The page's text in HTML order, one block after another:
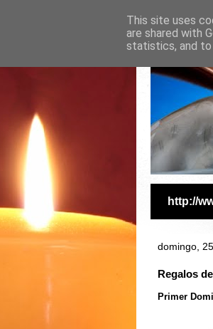
http://
domingo,
Regalos
Primer
This site uses
are shared with
statistics, and to